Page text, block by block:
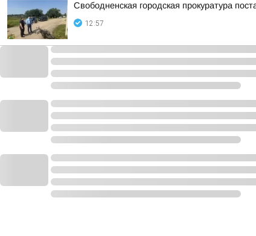
Свободненская городская прокуратура
12:57